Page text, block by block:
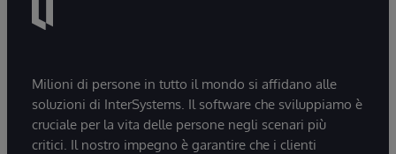
Milioni di persone in tutto il mondo si affidano alle
soluzioni di InterSystems. Il software che sviluppiamo è
cruciale per la vita delle persone negli scenari più
critici. Il nostro impegno è garantire che i clienti